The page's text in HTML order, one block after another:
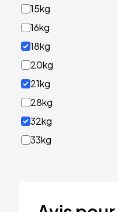
15kg
16kg
18kg
20kg
21kg
28kg
32kg
33kg